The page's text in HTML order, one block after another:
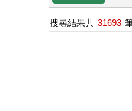
搜尋結果共 31693